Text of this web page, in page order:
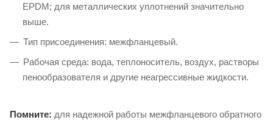
EPDM; для металлических уплотнений значительно
выше.
Тип присоединения: межфланцевый.
Рабочая среда: вода, теплоноситель, воздух, растворы
пенообразователя и другие неагрессивные жидкости.
Помните: для надежной работы межфланцевого обратного